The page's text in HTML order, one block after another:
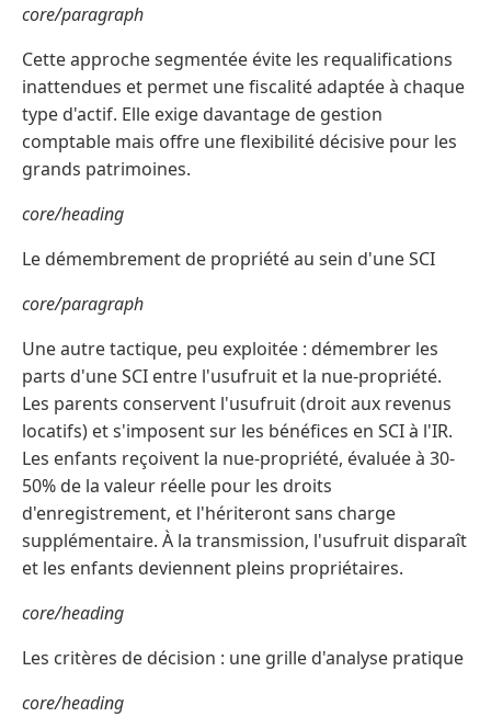
core/paragraph
Cette approche segmentée évite les requalifications
inattendues et permet une fiscalité adaptée à chaque
type d'actif. Elle exige davantage de gestion
comptable mais offre une flexibilité décisive pour les
grands patrimoines.
core/heading
Le démembrement de propriété au sein d'une SCI
core/paragraph
Une autre tactique, peu exploitée : démembrer les
parts d'une SCI entre l'usufruit et la nue-propriété.
Les parents conservent l'usufruit (droit aux revenus
locatifs) et s'imposent sur les bénéfices en SCI à l'IR.
Les enfants reçoivent la nue-propriété, évaluée à 30-
50% de la valeur réelle pour les droits
d'enregistrement, et l'hériteront sans charge
supplémentaire. À la transmission, l'usufruit disparaît
et les enfants deviennent pleins propriétaires.
core/heading
Les critères de décision : une grille d'analyse pratique
core/heading